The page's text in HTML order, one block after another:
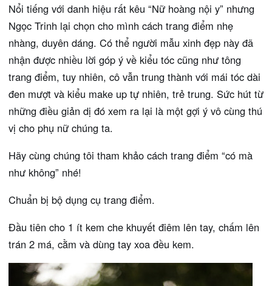
Nổi tiếng với danh hiệu rất kêu “Nữ hoàng nội y” nhưng
Ngọc Trinh lại chọn cho mình cách trang điểm nhẹ
nhàng, duyên dáng. Có thể người mẫu xinh đẹp này đã
nhận được nhiều lời góp ý về kiểu tóc cũng như tông
trang điểm, tuy nhiên, cô vẫn trung thành với mái tóc dài
đen mượt và kiểu make up tự nhiên, trẻ trung. Sức hút từ
những điều giản dị đó xem ra lại là một gợi ý vô cùng thú
vị cho phụ nữ chúng ta.
Hãy cùng chúng tôi tham khảo cách trang điểm “có mà
như không” nhé!
Chuẩn bị bộ dụng cụ trang điểm.
Đầu tiên cho 1 ít kem che khuyết điêm lên tay, chấm lên
trán 2 má, cằm và dùng tay xoa đều kem.